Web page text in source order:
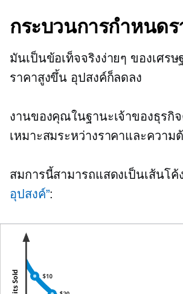
กระบวนการกำหนด
มันเป็นข้อเท็จจริงง่ายๆ ของเศรษ
ราคาสูงขึ้น อุปสงค์ก็ลดลง
งานของคุณในฐานะเจ้าของธุรกิ
เหมาะสมระหว่างราคาและความ
สมการนี้สามารถแสดงเป็นเส้นโค้
อุปสงค์”: